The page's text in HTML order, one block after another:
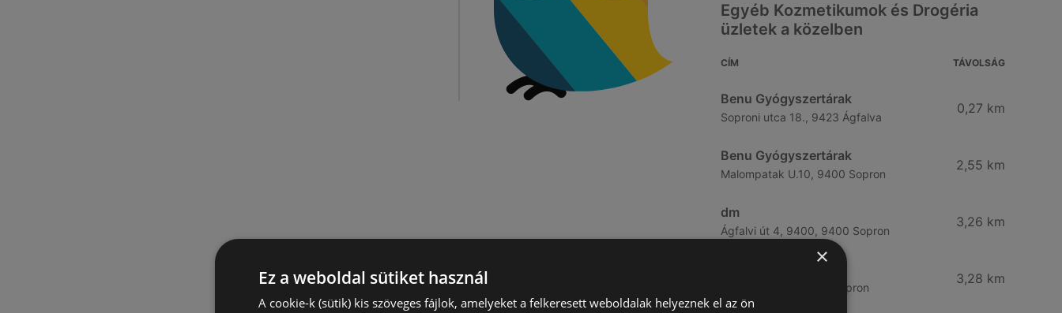
Egyéb Kozmetikumok és Drogéria
üzletek a közelben
CÍM TÁVOLSÁG
Benu Gyógyszertárak
Soproni utca 18., 9423 Ágfalva
0,27 km
Benu Gyógyszertárak
Malompatak U.10, 9400 Sopron
2,55 km
dm
Ágfalvi út 4, 9400, 9400 Sopron
3,26 km
Besenyő u. 23, 9400 Sopron
3,28 km
×
Ez a weboldal sütiket használ
A cookie-k (sütik) kis szöveges fájlok, amelyeket a felkeresett weboldalak helyeznek el az ön